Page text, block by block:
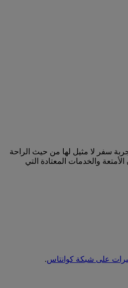
سفر لا مثيل لها من حيث الراحة
والخدمات المعتادة التي
على شبكة كوانتاس.